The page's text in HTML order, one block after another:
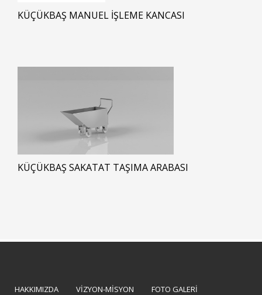
KÜÇÜKBAŞ MANUEL İŞLEME KANCASI
KÜÇÜKBAŞ SAKATAT TAŞIMA ARABASI
HAKKIMIZDA VİZYON-MİSYON FOTO GALERİ